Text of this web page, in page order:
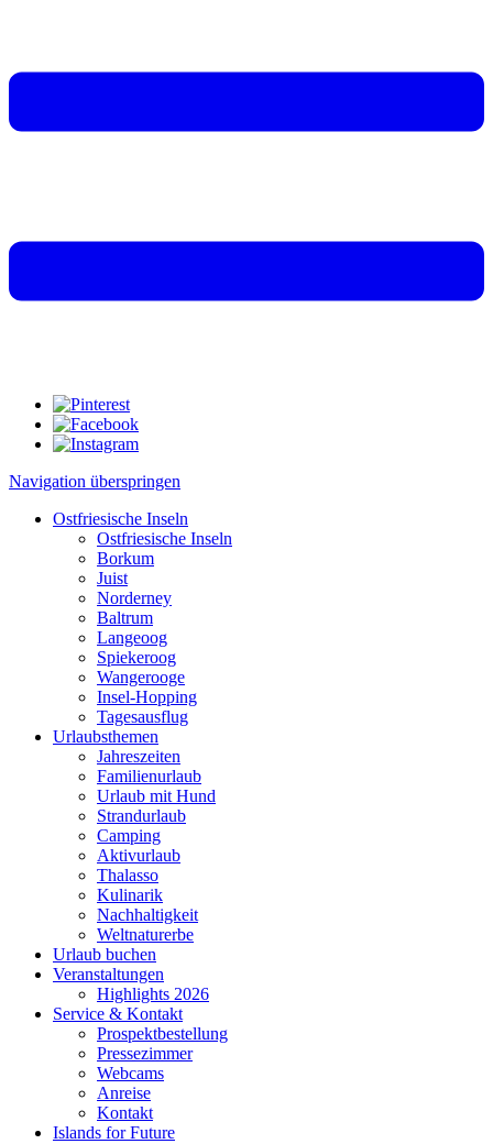
Navigation überspringen
Ostfriesische Inseln
Ostfriesische Inseln
Borkum
Juist
Norderney
Baltrum
Langeoog
Spiekeroog
Wangerooge
Insel-Hopping
Tagesausflug
Urlaubsthemen
Jahreszeiten
Familienurlaub
Urlaub mit Hund
Strandurlaub
Camping
Aktivurlaub
Thalasso
Kulinarik
Nachhaltigkeit
Weltnaturerbe
Urlaub buchen
Veranstaltungen
Highlights 2026
Service & Kontakt
Prospektbestellung
Pressezimmer
Webcams
Anreise
Kontakt
Islands for Future